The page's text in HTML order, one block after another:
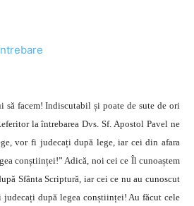
să facem! Indiscutabil și poate de sute de ori
la întrebarea Dvs. Sf. Apostol Pavel ne
vor fi judecați după lege, iar cei din afara
conștiinței!” Adică, noi cei ce Îl cunoaștem
Sfânta Scriptură, iar cei ce nu au cunoscut
după legea conștiinței! Au făcut cele